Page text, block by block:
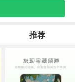
216款应用
移动办公
184款应用
推荐